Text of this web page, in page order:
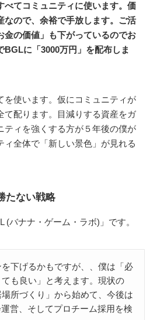
べてコミュニティに使います。価
なので、余裕で手放します。ご活
金の価値」も下がっているのでお
BGLに「3000万円」を配布しま
を使います。仮にコミュニティが
て配ります。目減りする資産をガ
ティを強くする方が５年後の僕が
ィ全体で「新しい景色」が見れる
たない戦略
(バナナ・ゲーム・ラボ)」です。
下げるかもですが、、僕は「必
も良い」と考えます。現状の
所づくり」から始めて、今後は
営、そしてプロチーム採用を検